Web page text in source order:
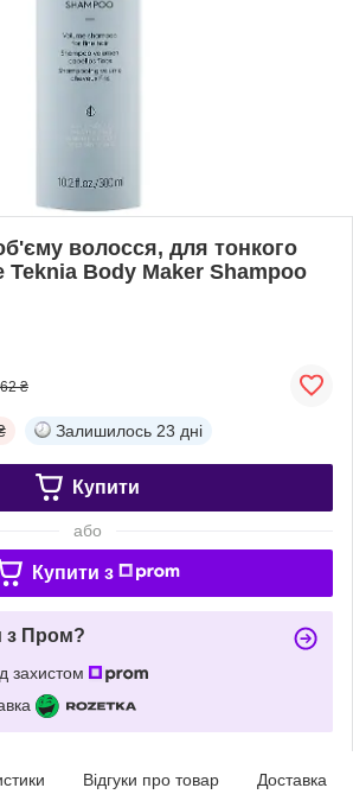
волосся, для тонкого
Teknia Body Maker Shampoo
₴
Залишилось 23 дні
Купити
або
Купити з
з Пром?
захистом
Відгуки про товар Доставка